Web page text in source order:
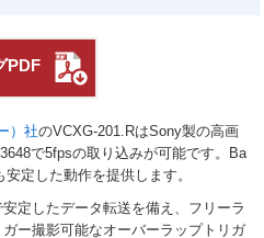
PDF
）社のVCXG-201.RはSony製の高画
で5fpsの取り込みが可能です。Ba
定した動作を提供します。
定したデータ転送を備え、フリーラ
ー撮影可能なオーバーラップトリガ